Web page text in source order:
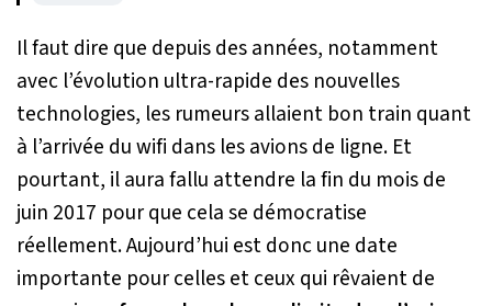
Il faut dire que depuis des années, notamment
avec l’évolution ultra-rapide des nouvelles
technologies, les rumeurs allaient bon train quant
à l’arrivée du wifi dans les avions de ligne. Et
pourtant, il aura fallu attendre la fin du mois de
juin 2017 pour que cela se démocratise
réellement. Aujourd’hui est donc une date
importante pour celles et ceux qui rêvaient de